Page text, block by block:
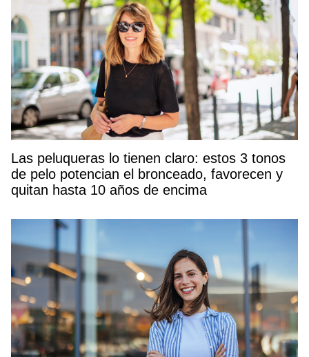
Las peluqueras lo tienen claro: estos 3 tonos
de pelo potencian el bronceado, favorecen y
quitan hasta 10 años de encima